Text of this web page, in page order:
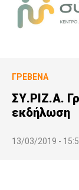
ΓΡΕΒΕΝΆ
ΣΥ.ΡΙΖ.Α.
εκδήλωση
13/03/2019 -